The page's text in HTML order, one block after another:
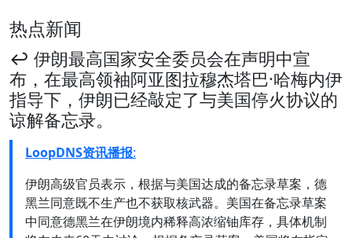
热点新闻
↩️ 伊朗最高国家安全委员会在声明中宣
布，在最高领袖阿亚图拉穆杰塔巴·哈梅内伊
指导下，伊朗已经敲定了与美国停火协议的
谅解备忘录。
LoopDNS资讯播报:
伊朗高级官员表示，根据与美国达成的备忘录草案，德
黑兰同意既不生产也不获取核武器。美国在备忘录草案
中同意德黑兰在伊朗境内稀释高浓缩铀库存，具体机制